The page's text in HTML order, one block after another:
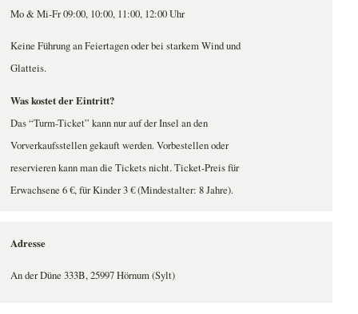
Mo & Mi-Fr 09:00, 10:00, 11:00, 12:00 Uhr
Keine Führung an Feiertagen oder bei starkem Wind und
Glatteis.
Was kostet der Eintritt?
Das “Turm-Ticket” kann nur auf der Insel an den
Vorverkaufsstellen gekauft werden. Vorbestellen oder
reservieren kann man die Tickets nicht. Ticket-Preis für
Erwachsene 6 €, für Kinder 3 € (Mindestalter: 8 Jahre).
Adresse
An der Düne 333B, 25997 Hörnum (Sylt)